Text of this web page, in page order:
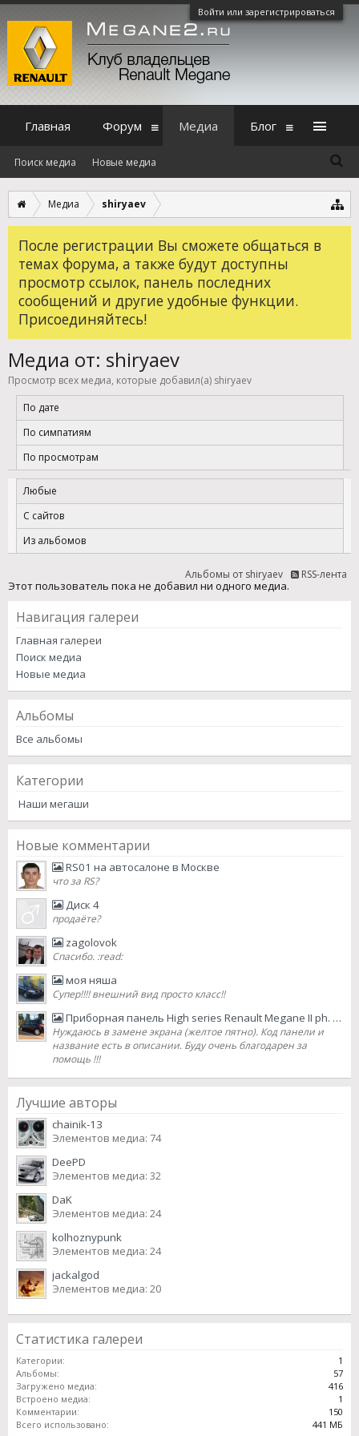
Войти или зарегистрироваться
Медиа shiryaev
После регистрации Вы сможете общаться в
темах форума, а также будут доступны
просмотр ссылок, панель последних
сообщений и другие удобные функции.
Присоединяйтесь!
Медиа от: shiryaev
Просмотр всех медиа, которые добавил(а) shiryaev
По дате
По симпатиям
По просмотрам
Любые
С сайтов
Из альбомов
Альбомы от shiryaev RSS-лента
Этот пользователь пока не добавил ни одного медиа.
Навигация галереи
Главная галереи
Поиск медиа
Новые медиа
Альбомы
Все альбомы
Категории
Наши мегаши
Новые комментарии
RS01 на автосалоне в Москве
что за RS?
Диск 4
продаёте?
zagolovok
Спасибо. :read:
моя няша
Супер!!!! внешний вид просто класс!!
Приборная панель High series Renault Megane II ph. 2 2007 lifting
Нуждаюсь в замене экрана (желтое пятно). Код панели и
название есть в описании. Буду очень благодарен за
помощь !!!
Лучшие авторы
chainik-13
Элементов медиа: 74
DeePD
Элементов медиа: 32
DaK
Элементов медиа: 24
kolhoznypunk
Элементов медиа: 24
jackalgod
Элементов медиа: 20
Статистика галереи
Категории:
1
Альбомы:
57
Загружено медиа:
416
Встроено медиа:
1
Комментарии:
150
Всего использовано:
441 МБ
Главная Форум Медиа
Поиск медиа Новые медиа
Блог